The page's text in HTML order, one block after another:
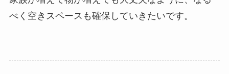
べく空きスペースも確保していきたいです。